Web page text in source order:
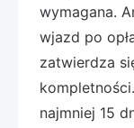
wymagana.
wjazd po
zatwierdza
najmniej 15